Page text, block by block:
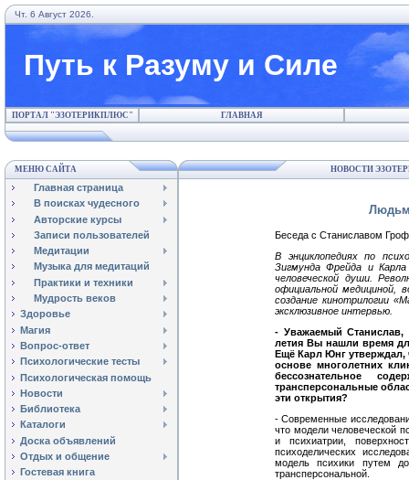
Чт. 6 Август 2026.
Путь к Разуму и Силе
ПОРТАЛ "ЭЗОТЕРИКПЛЮС" ГЛАВНАЯ
МЕНЮ САЙТА
Главная страница
В поисках чудесного
Авторские курсы
Записи пользователей
Медитации
Музыка для медитаций
Практики и техники
Мудрость веков
Здоровье
Магия
Вопрос-ответ
Психологические тесты
Психологическая помощь
Новости
Библиотека
Каталоги
Доска объявлений
Отдых и общение
Гостевая книга
НОВОСТИ
Беседа с Станиславом Гроф
В энциклопедиях по
Зигмунда Фрейда и
человеческой души.
официальной медициной,
создание кинотрилогии
эксклюзивное интервью.
- Уважаемый Станислав,
летия Вы нашли время
Ещё Карл Юнг утверждал,
основе многолетних
бессознательное
трансперсональные
эти открытия?
- Современные
что модели человеческой
и психиатрии,
психоделических
модель психики путем
трансперсональной.